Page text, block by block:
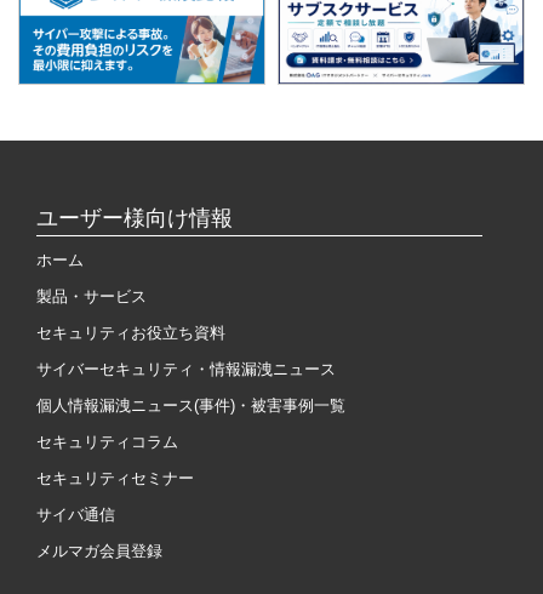
ユーザー様向け情報
ホーム
製品・サービス
セキュリティお役立ち資料
サイバーセキュリティ・情報漏洩ニュース
個人情報漏洩ニュース(事件)・被害事例一覧
セキュリティコラム
セキュリティセミナー
サイバ通信
メルマガ会員登録